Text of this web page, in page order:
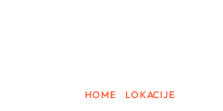
HOME LOKACIJE